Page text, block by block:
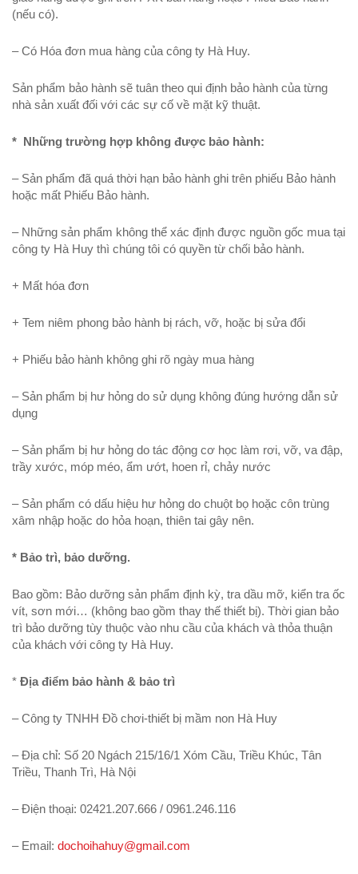
(nếu có).
– Có Hóa đơn mua hàng của công ty Hà Huy.
Sản phẩm bảo hành sẽ tuân theo qui định bảo hành của từng
nhà sản xuất đối với các sự cố về mặt kỹ thuật.
* Những trường hợp không được bảo hành:
– Sản phẩm đã quá thời hạn bảo hành ghi trên phiếu Bảo hành
hoặc mất Phiếu Bảo hành.
– Những sản phẩm không thể xác định được nguồn gốc mua tại
công ty Hà Huy thì chúng tôi có quyền từ chối bảo hành.
+ Mất hóa đơn
+ Tem niêm phong bảo hành bị rách, vỡ, hoặc bị sửa đổi
+ Phiếu bảo hành không ghi rõ ngày mua hàng
– Sản phẩm bị hư hỏng do sử dụng không đúng hướng dẫn sử
dụng
– Sản phẩm bị hư hỏng do tác động cơ học làm rơi, vỡ, va đập,
trầy xước, móp méo, ẩm ướt, hoen rỉ, chảy nước
– Sản phẩm có dấu hiệu hư hỏng do chuột bọ hoặc côn trùng
xâm nhập hoặc do hỏa hoạn, thiên tai gây nên.
* Bảo trì, bảo dưỡng.
Bao gồm: Bảo dưỡng sản phẩm định kỳ, tra dầu mỡ, kiển tra ốc
vít, sơn mới… (không bao gồm thay thế thiết bị). Thời gian bảo
trì bảo dưỡng tùy thuộc vào nhu cầu của khách và thỏa thuận
của khách với công ty Hà Huy.
* Địa điểm bảo hành & bảo trì
– Công ty TNHH Đồ chơi-thiết bị mầm non Hà Huy
– Địa chỉ: Số 20 Ngách 215/16/1 Xóm Cầu, Triều Khúc, Tân
Triều, Thanh Trì, Hà Nội
– Điện thoại: 02421.207.666 / 0961.246.116
– Email: dochoihahuy@gmail.com